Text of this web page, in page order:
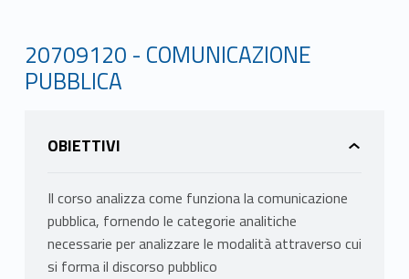
20709120 - COMUNICAZIONE
PUBBLICA
OBIETTIVI
Il corso analizza come funziona la comunicazione
pubblica, fornendo le categorie analitiche
necessarie per analizzare le modalità attraverso cui
si forma il discorso pubblico